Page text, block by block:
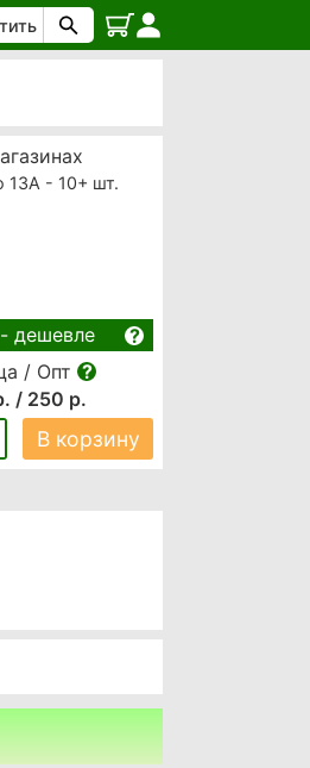
13А - 10+ шт.
дешевле
/ Опт
/ 250 р.
В корзину